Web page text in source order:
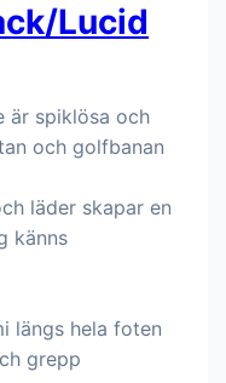
Lucid
är spiklösa och
och golfbanan
läder skapar en
känns
längs hela foten
grepp